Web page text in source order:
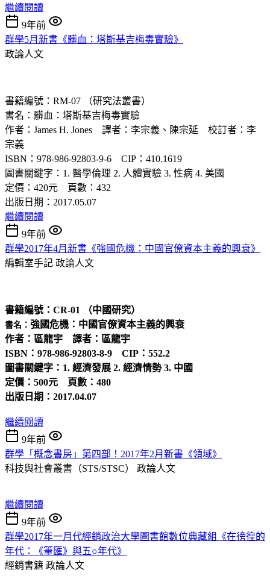
繼續閱讀
9年前
群學5月新書《髒血：塔斯基吉梅毒實驗》
政論人文
書籍編號：RM-07 （研究法叢書）
書名：髒血：塔斯基吉梅毒實驗
作者：James H. Jones 譯者：李宗義、陳宗延 校訂者：李
宗義
ISBN：978-986-92803-9-6 CIP：410.1619
圖書關鍵字：1. 醫學倫理 2. 人體實驗 3. 性病 4. 美國
定價：420元 頁數：432
出版日期：2017.05.07
繼續閱讀
9年前
群學2017年4月新書《強國危機：中國官僚資本主義的興衰》
編輯室手記 政論人文
書籍編號：CR-01 （中國研究）
書名： 強國危機：中國官僚資本主義的興衰
作者：區龍宇 譯者：區龍宇
ISBN：978-986-92803-8-9 CIP：552.2
圖書關鍵字：1. 經濟發展 2. 經濟情勢 3. 中國
定價：500元 頁數：480
出版日期：2017.04.07
繼續閱讀
9年前
群學「概念書房」第四部！2017年2月新書《領域》
科技與社會叢書（STS/STSC） 政論人文
繼續閱讀
9年前
群學2017年一月代經銷政治大學圖書館數位典藏組《在徬徨的
年代：《筆匯》與五○年代》
經銷書籍 政論人文